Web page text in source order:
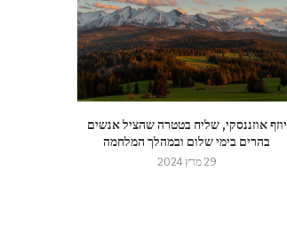
יוזף אוזננסקי, שליח בטטרה שהציל אנשים
בהרים בימי שלום ובמהלך המלחמה
29 מרץ 2024